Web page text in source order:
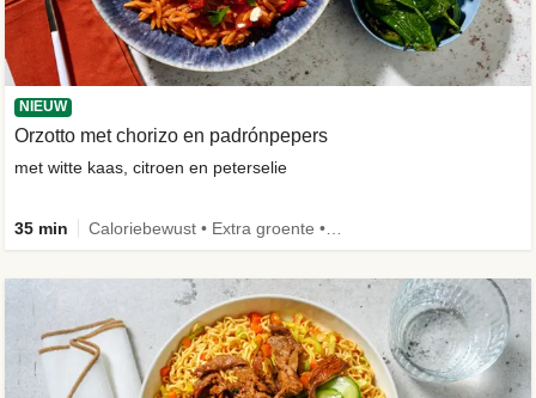
NIEUW
Orzotto met chorizo en padrónpepers
met witte kaas, citroen en peterselie
35 min